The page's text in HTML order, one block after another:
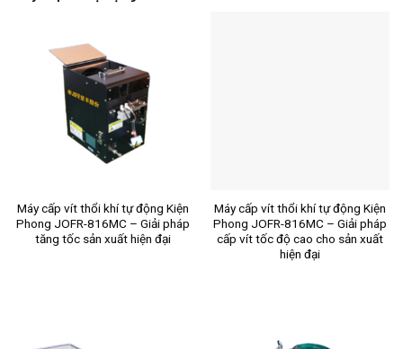
Máy cấp vít thổi khí tự động Kiện
Phong JOFR-816MC – Giải pháp
tăng tốc sản xuất hiện đại
Máy cấp vít thổi khí tự động Kiện
Phong JOFR-816MC – Giải pháp
cấp vít tốc độ cao cho sản xuất
hiện đại